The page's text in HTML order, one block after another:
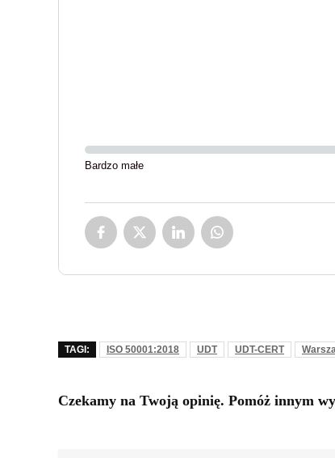
Bardzo małe
TAGI: ISO 50001:2018 UDT UDT-CERT
Czekamy na Twoją opinię. Pomóż innym